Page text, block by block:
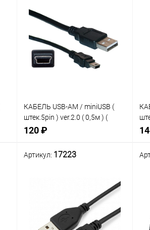
Сравнение
В
избранное
В наличии: 1шт.
КАБЕЛЬ USB-AM / miniUSB (
штек.5pin ) ver.2.0 ( 0,5м ) (
Plastic- Nickel ); цвет: черный
120 ₽
Нет в наличии
Артикул: 17223